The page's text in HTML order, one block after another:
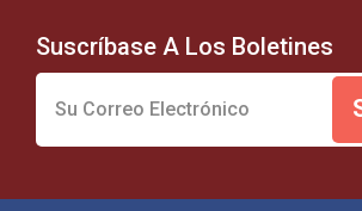
Suscríbase A Los Boletines